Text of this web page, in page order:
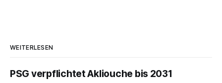
WEITERLESEN
PSG verpflichtet Akliouche bis 2031